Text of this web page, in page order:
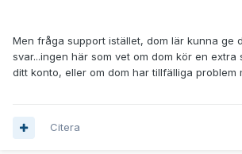
Men fråga support istället, dom lär kunna ge
svar...ingen här som vet om dom kör en extra
ditt konto, eller om dom har tillfälliga problem
Citera